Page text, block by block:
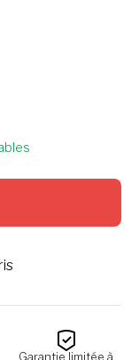
Garantie limitée à